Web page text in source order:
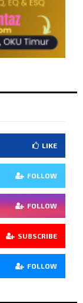
LIKE
FOLLOW
FOLLOW
SUBSCRIBE
FOLLOW